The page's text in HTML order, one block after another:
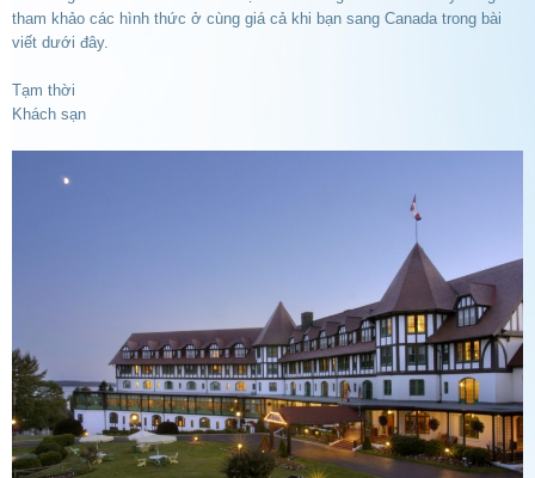
tham khảo các hình thức ở cùng giá cả khi bạn sang Canada trong bài
viết dưới đây.
Tạm thời
Khách sạn